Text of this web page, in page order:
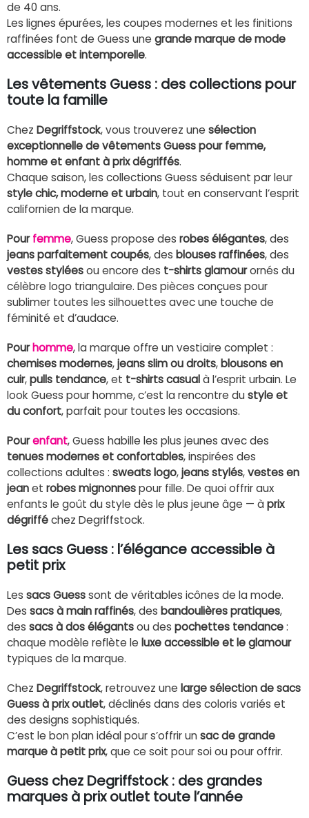
de 40 ans.
Les lignes épurées, les coupes modernes et les finitions
raffinées font de Guess une grande marque de mode
accessible et intemporelle.
Les vêtements Guess : des collections pour
toute la famille
Chez Degriffstock, vous trouverez une sélection
exceptionnelle de vêtements Guess pour femme,
homme et enfant à prix dégriffés.
Chaque saison, les collections Guess séduisent par leur
style chic, moderne et urbain, tout en conservant l’esprit
californien de la marque.
Pourfemme, Guess propose des robes élégantes, des
jeans parfaitement coupés, des blouses raffinées, des
vestes styléesou encore des t-shirts glamourornés du
célèbre logo triangulaire. Des pièces conçues pour
sublimer toutes les silhouettes avec une touche de
féminité et d’audace.
Pourhomme, la marque offre un vestiaire complet :
chemises modernes,jeans slim ou droits,blousons en
cuir,pulls tendance, et t-shirts casualà l’esprit urbain. Le
look Guess pour homme, c’est la rencontre dustyle et
du confort, parfait pour toutes les occasions.
Pourenfant, Guess habille les plus jeunes avec des
tenues modernes et confortables, inspirées des
collections adultes : sweats logo,jeans stylés,vestes en
jeanet robes mignonnespour fille. De quoi offrir aux
enfants le goût du style dès le plus jeune âge — àprix
dégrifféchez Degriffstock.
Les sacs Guess : l’élégance accessible à
petit prix
Les sacs Guesssont de véritables icônes de la mode.
Des sacs à main raffinés, des bandoulières pratiques,
des sacs à dos élégantsou des pochettes tendance:
chaque modèle reflète le luxe accessible et le glamour
typiques de la marque.
Chez Degriffstock, retrouvez une large sélection de sacs
Guess à prix outlet, déclinés dans des coloris variés et
des designs sophistiqués.
C’est le bon plan idéal pour s’offrir unsac de grande
marque à petit prix, que ce soit pour soi ou pour offrir.
Guess chez Degriffstock : des grandes
marques à prix outlet toute l’année